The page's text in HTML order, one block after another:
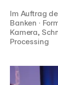
Im Auftrag
Banken ·
Kamera,
Processing